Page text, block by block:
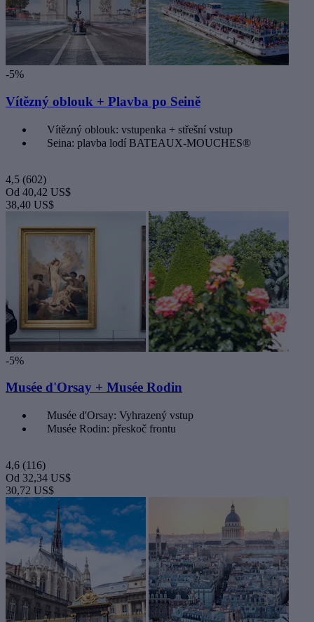
-5%
Vítězný oblouk + Plavba po Seině
Vítězný oblouk: vstupenka + střešní vstup
Seina: plavba lodí BATEAUX-MOUCHES®
4,5 (602)
Od 40,42 US$
38,40 US$
-5%
Musée d'Orsay + Musée Rodin
Musée d'Orsay: Vyhrazený vstup
Musée Rodin: přeskoč frontu
4,6 (116)
Od 32,34 US$
30,72 US$